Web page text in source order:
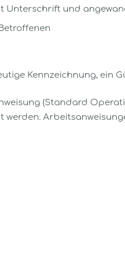
Unterschrift und
Kennzeichnung,
(Standard
werden.